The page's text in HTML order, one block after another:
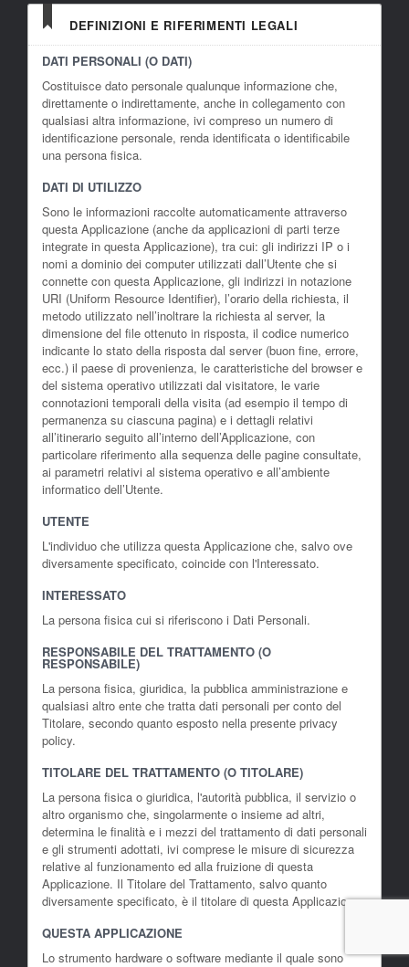
DEFINIZIONI E RIFERIMENTI LEGALI
DATI PERSONALI (O DATI)
Costituisce dato personale qualunque informazione che,
direttamente o indirettamente, anche in collegamento con
qualsiasi altra informazione, ivi compreso un numero di
identificazione personale, renda identificata o identificabile
una persona fisica.
DATI DI UTILIZZO
Sono le informazioni raccolte automaticamente attraverso
questa Applicazione (anche da applicazioni di parti terze
integrate in questa Applicazione), tra cui: gli indirizzi IP o i
nomi a dominio dei computer utilizzati dall’Utente che si
connette con questa Applicazione, gli indirizzi in notazione
URI (Uniform Resource Identifier), l’orario della richiesta, il
metodo utilizzato nell’inoltrare la richiesta al server, la
dimensione del file ottenuto in risposta, il codice numerico
indicante lo stato della risposta dal server (buon fine, errore,
ecc.) il paese di provenienza, le caratteristiche del browser e
del sistema operativo utilizzati dal visitatore, le varie
connotazioni temporali della visita (ad esempio il tempo di
permanenza su ciascuna pagina) e i dettagli relativi
all’itinerario seguito all’interno dell’Applicazione, con
particolare riferimento alla sequenza delle pagine consultate,
ai parametri relativi al sistema operativo e all’ambiente
informatico dell’Utente.
UTENTE
L'individuo che utilizza questa Applicazione che, salvo ove
diversamente specificato, coincide con l'Interessato.
INTERESSATO
La persona fisica cui si riferiscono i Dati Personali.
RESPONSABILE DEL TRATTAMENTO (O
RESPONSABILE)
La persona fisica, giuridica, la pubblica amministrazione e
qualsiasi altro ente che tratta dati personali per conto del
Titolare, secondo quanto esposto nella presente privacy
policy.
TITOLARE DEL TRATTAMENTO (O TITOLARE)
La persona fisica o giuridica, l'autorità pubblica, il servizio o
altro organismo che, singolarmente o insieme ad altri,
determina le finalità e i mezzi del trattamento di dati personali
e gli strumenti adottati, ivi comprese le misure di sicurezza
relative al funzionamento ed alla fruizione di questa
Applicazione. Il Titolare del Trattamento, salvo quanto
diversamente specificato, è il titolare di questa Applicazione.
QUESTA APPLICAZIONE
Lo strumento hardware o software mediante il quale sono